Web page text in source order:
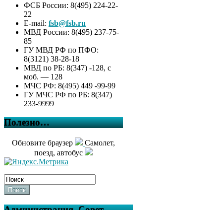
ФСБ России: 8(495) 224-22-
22
E-mail: fsb@fsb.ru
МВД России: 8(495) 237-75-
85
ГУ МВД РФ по ПФО:
8(3121) 38-28-18
МВД по РБ: 8(347) -128, с
моб. — 128
МЧС РФ: 8(495) 449 -99-99
ГУ МЧС РФ по РБ: 8(347)
233-9999
Полезно…
Обновите браузер
Самолет,
поезд, автобус
Поиск